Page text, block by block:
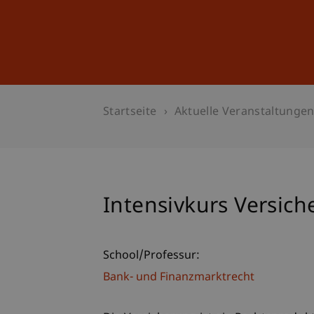
Startseite Aktuelle Veranstaltungen
Intensivkurs
School/Professur:
Bank- und Finanzmarktrecht